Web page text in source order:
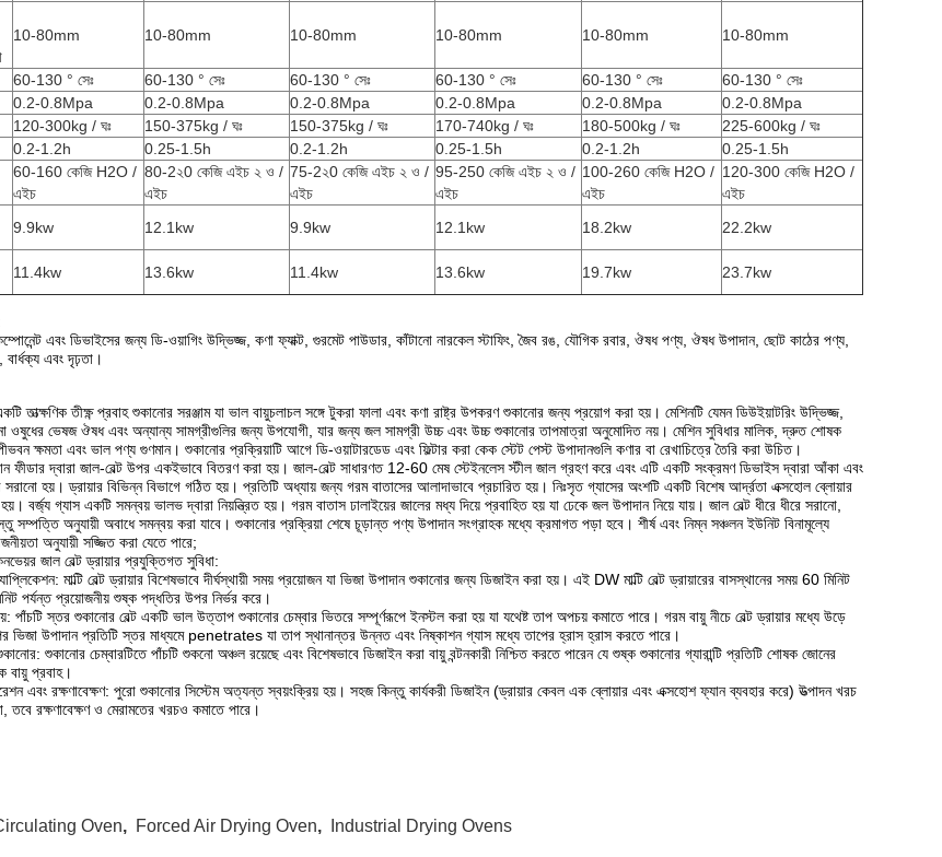
10-80mm 10-80mm 10-80mm 10-80mm 10-80mm 10-80mm
60-130 ° সেঃ 60-130 ° সেঃ 60-130 ° সেঃ 60-130 ° সেঃ 60-130 ° সেঃ
60-130 ° সেঃ
0.2-0.8Mpa 0.2-0.8Mpa 0.2-0.8Mpa 0.2-0.8Mpa 0.2-0.8Mpa
0.2-0.8Mpa
120-300kg / ঘঃ 150-375kg / ঘঃ 150-375kg / ঘঃ 170-740kg / ঘঃ 180-500kg / ঘঃ
225-600kg / ঘঃ
0.2-1.2h 0.25-1.5h 0.2-1.2h 0.25-1.5h 0.2-1.2h
0.25-1.5h
60-160 কেজি H2O /
এইচ
80-2২0 কেজি এইচ ২ ও /
এইচ
75-2২0 কেজি এইচ ২ ও /
এইচ
95-250 কেজি এইচ ২ ও /
এইচ
100-260 কেজি H2O /
এইচ
120-300 কেজি H2O /
এইচ
9.9kw 12.1kw 9.9kw 12.1kw 18.2kw
22.2kw
11.4kw 13.6kw 11.4kw 13.6kw 19.7kw 23.7kw
এবং ডিভাইসের জন্য ডি-ওয়াগিং উদ্ভিজ্জ, কণা ফ্যাক্ট, গুরমেট পাউডার, কাঁটানো নারকেল স্টাফিং, জৈব রঙ, যৌগিক রবার, ঔষধ পণ্য, ঔষধ উপাদান, ছোট কাঠের পণ্য,
বার্ধক্য এবং দৃঢ়তা।
তাত্ক্ষণিক তীক্ষ্ণ প্রবাহ শুকানোর সরঞ্জাম যা ভাল বায়ুচলাচল সঙ্গে টুকরা ফালা এবং কণা রাষ্ট্র উপকরণ শুকানোর জন্য প্রয়োগ করা হয়। মেশিনটি যেমন ডিউইয়াটরিং উদ্ভিজ্জ,
ওষুধের ভেষজ ঔষধ এবং অন্যান্য সামগ্রীগুলির জন্য উপযোগী, যার জন্য জল সামগ্রী উচ্চ এবং উচ্চ শুকানোর তাপমাত্রা অনুমোদিত নয়। মেশিন সুবিধার মালিক, দ্রুত শোষক
ক্ষমতা এবং ভাল পণ্য গুণমান। শুকানোর প্রক্রিয়াটি আগে ডি-ওয়াটারডেড এবং ফিল্টার করা কেক স্টেট পেস্ট উপাদানগুলি কণার বা রেখাচিত্রে তৈরি করা উচিত।
ফীডার দ্বারা জাল-বেল্ট উপর একইভাবে বিতরণ করা হয়। জাল-বেল্ট সাধারণত 12-60 মেষ স্টেইনলেস স্টীল জাল গ্রহণ করে এবং এটি একটি সংক্রমণ ডিভাইস দ্বারা আঁকা এবং
সরানো হয়। ড্রায়ার বিভিন্ন বিভাগে গঠিত হয়। প্রতিটি অধ্যায় জন্য গরম বাতাসের আলাদাভাবে প্রচারিত হয়। নিঃসৃত গ্যাসের অংশটি একটি বিশেষ আর্দ্রতা এক্সহোল ব্লোয়ার
বর্জ্য গ্যাস একটি সমন্বয় ভালভ দ্বারা নিয়ন্ত্রিত হয়। গরম বাতাস ঢালাইয়ের জালের মধ্য দিয়ে প্রবাহিত হয় যা ঢেকে জল উপাদান নিয়ে যায়। জাল বেল্ট ধীরে ধীরে সরানো,
সম্পত্তি অনুযায়ী অবাধে সমন্বয় করা যাবে। শুকানোর প্রক্রিয়া শেষে চূড়ান্ত পণ্য উপাদান সংগ্রাহক মধ্যে ক্রমাগত পড়া হবে। শীর্ষ এবং নিম্ন সঞ্চলন ইউনিট বিনামূল্যে
অনুযায়ী সজ্জিত করা যেতে পারে;
জাল বেল্ট ড্রায়ার প্রযুক্তিগত সুবিধা:
মাল্টি বেল্ট ড্রায়ার বিশেষভাবে দীর্ঘস্থায়ী সময় প্রয়োজন যা ভিজা উপাদান শুকানোর জন্য ডিজাইন করা হয়। এই DW মাল্টি বেল্ট ড্রায়ারের বাসস্থানের সময় 60 মিনিট
পর্যন্ত প্রয়োজনীয় শুষ্ক পদ্ধতির উপর নির্ভর করে।
পাঁচটি স্তর শুকানোর বেল্ট একটি ভাল উত্তাপ শুকানোর চেম্বার ভিতরে সম্পূর্ণরূপে ইনস্টল করা হয় যা যথেষ্ট তাপ অপচয় কমাতে পারে। গরম বায়ু নীচে বেল্ট ড্রায়ার মধ্যে উড়ে
ভিজা উপাদান প্রতিটি স্তর মাধ্যমে penetrates যা তাপ স্থানান্তর উন্নত এবং নিষ্কাশন গ্যাস মধ্যে তাপের হ্রাস হ্রাস করতে পারে।
শুকানোর চেম্বারটিতে পাঁচটি শুকনো অঞ্চল রয়েছে এবং বিশেষভাবে ডিজাইন করা বায়ু বন্টনকারী নিশ্চিত করতে পারেন যে শুষ্ক শুকানোর গ্যারান্টি প্রতিটি শোষক জোনের
বায়ু প্রবাহ।
এবং রক্ষণাবেক্ষণ: পুরো শুকানোর সিস্টেম অত্যন্ত স্বয়ংক্রিয় হয়। সহজ কিন্তু কার্যকরী ডিজাইন (ড্রায়ার কেবল এক ব্লোয়ার এবং এক্সহোশ ফ্যান ব্যবহার করে) উত্পাদন খরচ
তবে রক্ষণাবেক্ষণ ও মেরামতের খরচও কমাতে পারে।
Oven, Forced Air Drying Oven, Industrial Drying Ovens